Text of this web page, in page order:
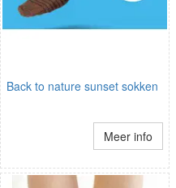
Back to nature sunset sokken
Meer info